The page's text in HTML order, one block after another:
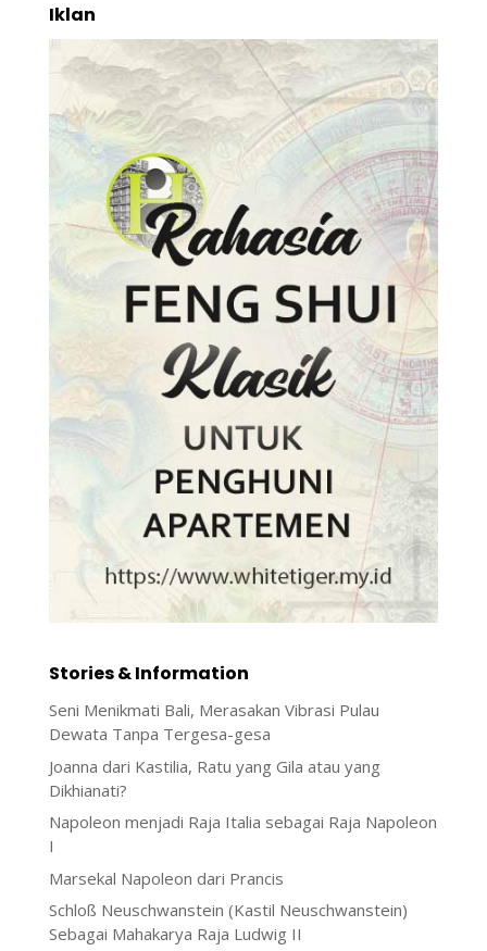
Iklan
Stories & Information
Seni Menikmati Bali, Merasakan Vibrasi Pulau
Dewata Tanpa Tergesa-gesa
Joanna dari Kastilia, Ratu yang Gila atau yang
Dikhianati?
Napoleon menjadi Raja Italia sebagai Raja Napoleon
I
Marsekal Napoleon dari Prancis
Schloß Neuschwanstein (Kastil Neuschwanstein)
Sebagai Mahakarya Raja Ludwig II